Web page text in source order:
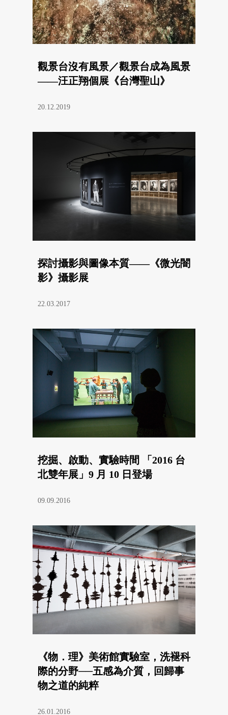
觀景台沒有風景／觀景台成為風景
——汪正翔個展《台灣聖山》
20.12.2019
探討攝影與圖像本質——《微光闇
影》攝影展
22.03.2017
挖掘、啟動、實驗時間 「2016 台
北雙年展」9 月 10 日登場
09.09.2016
《物．理》美術館實驗室，洗褪科
際的分野──五感為介質，回歸事
物之道的純粹
26.01.2016